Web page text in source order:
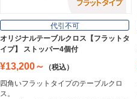
代引不可
オリジナルテーブルクロス【フラットタ
イプ】 ストッパー4個付
¥13,200～
（税込）
四角いフラットタイプのテーブルクロ
ス。